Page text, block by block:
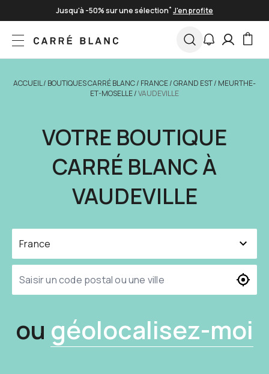
Skip to Content Livraison offerte à partir de 100€
ACCUEIL/ BOUTIQUES CARRÉ BLANC/ FRANCE/GRAND EST/ MEURTHE-
ET-MOSELLE/VAUDEVILLE
VOTRE BOUTIQUE
CARRÉ BLANC À
VAUDEVILLE
ou géolocalisez-moi